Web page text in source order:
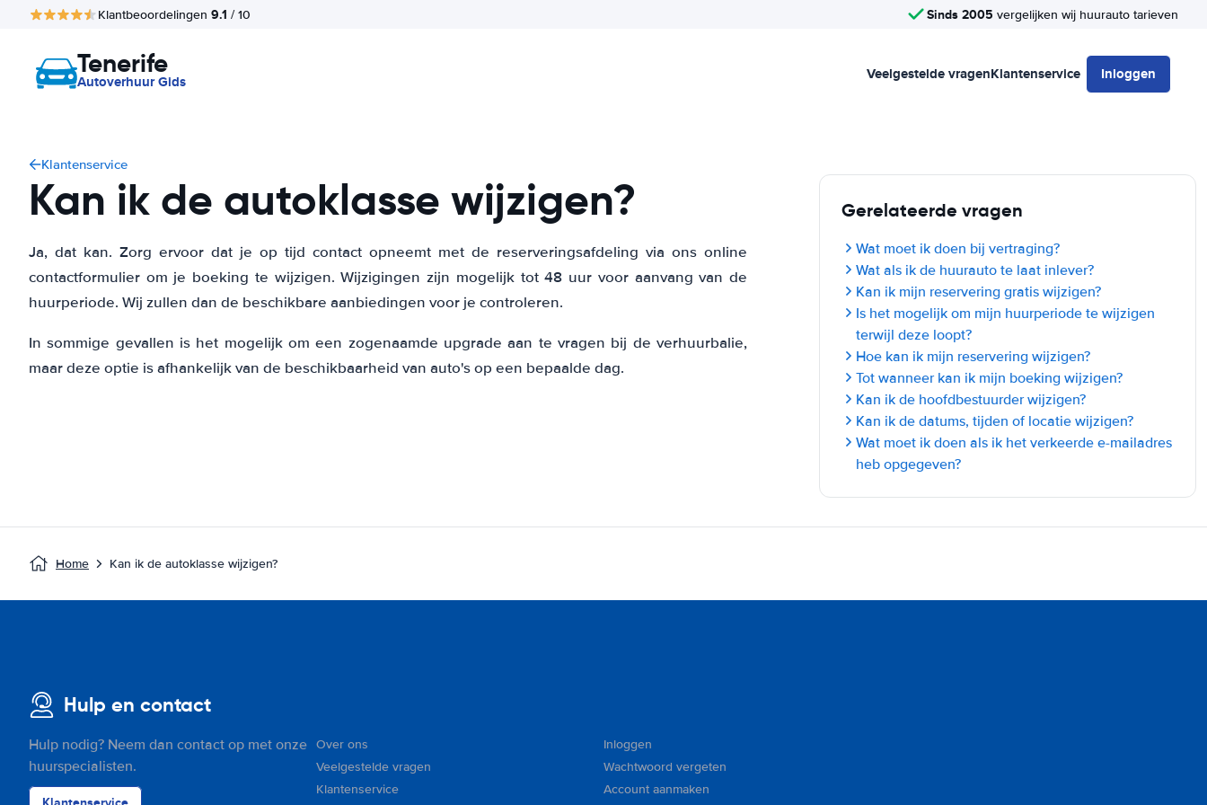
Klantbeoordelingen 9.1 / 10 Sinds 2005 vergelijken wij huurauto tarieven
Tenerife
Autoverhuur Gids Veelgestelde vragenKlantenservice Inloggen
Klantenservice
Kan ik de autoklasse wijzigen?
Ja, dat kan. Zorg ervoor dat je op tijd contact opneemt met de reserveringsafdeling via ons online
contactformulier om je boeking te wijzigen. Wijzigingen zijn mogelijk tot 48 uur voor aanvang van de
huurperiode. Wij zullen dan de beschikbare aanbiedingen voor je controleren.
In sommige gevallen is het mogelijk om een zogenaamde upgrade aan te vragen bij de verhuurbalie,
maar deze optie is afhankelijk van de beschikbaarheid van auto's op een bepaalde dag.
Gerelateerde vragen
Wat moet ik doen bij vertraging?
Wat als ik de huurauto te laat inlever?
Kan ik mijn reservering gratis wijzigen?
Is het mogelijk om mijn huurperiode te wijzigen
terwijl deze loopt?
Hoe kan ik mijn reservering wijzigen?
Tot wanneer kan ik mijn boeking wijzigen?
Kan ik de hoofdbestuurder wijzigen?
Kan ik de datums, tijden of locatie wijzigen?
Wat moet ik doen als ik het verkeerde e-mailadres
heb opgegeven?
Home Kan ik de autoklasse wijzigen?
Hulp en contact
Hulp nodig? Neem dan contact op met onze
huurspecialisten.
Over ons
Veelgestelde vragen
Klantenservice
Inloggen
Wachtwoord vergeten
Account aanmaken